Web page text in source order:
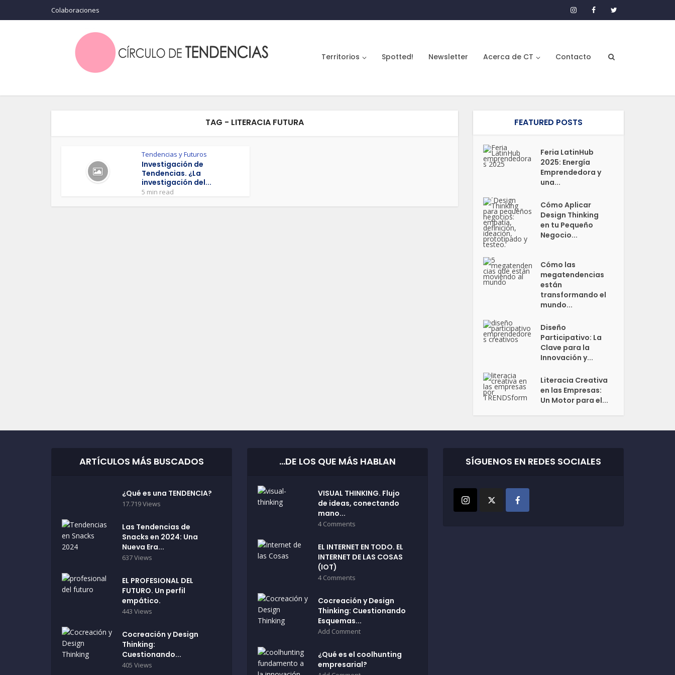
Colaboraciones
Territorios Spotted! Newsletter Acerca de CT Contacto
TAG - LITERACIA FUTURA
Tendencias y Futuros
Investigación de
Tendencias. ¿La
investigación del...
5 min read
FEATURED POSTS
Feria LatinHub
2025: Energía
Emprendedora y
una...
Cómo Aplicar
Design Thinking
en tu Pequeño
Negocio...
Cómo las
megatendencias
están
transformando el
mundo...
Diseño
Participativo: La
Clave para la
Innovación y...
Literacia Creativa
en las Empresas:
Un Motor para el...
ARTÍCULOS MÁS BUSCADOS
¿Qué es una TENDENCIA?
17.719 Views
Las Tendencias de
Snacks en 2024: Una
Nueva Era...
637 Views
EL PROFESIONAL DEL
FUTURO. Un perfil
empático.
443 Views
Cocreación y Design
Thinking:
Cuestionando...
405 Views
…DE LOS QUE MÁS HABLAN
VISUAL THINKING. Flujo
de ideas, conectando
mano...
4 Comments
EL INTERNET EN TODO. EL
INTERNET DE LAS COSAS
(IOT)
4 Comments
Cocreación y Design
Thinking: Cuestionando
Esquemas...
Add Comment
¿Qué es el coolhunting
empresarial?
SÍGUENOS EN REDES SOCIALES